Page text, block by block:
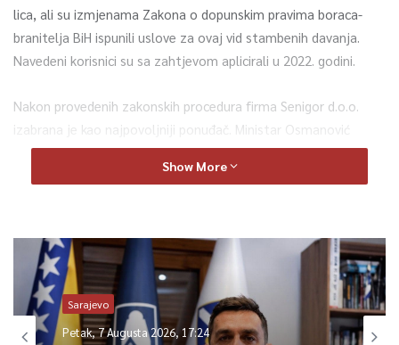
lica, ali su izmjenama Zakona o dopunskim pravima boraca-
branitelja BiH ispunili uslove za ovaj vid stambenih davanja.
Navedeni korisnici su sa zahtjevom aplicirali u 2022. godini.
Nakon provedenih zakonskih procedura firma Senigor d.o.o.
izabrana je kao najpovoljniji ponuđač. Ministar Osmanović
iskazao je zadovoljstvo jer će pripadnici braniteljske populacije
i ove godine biti na ovaj način potpomognuti u rješavanju
”U Budžetu Kantona Sarajevo za ovu godinu, na poziciji
Ministarstva za boračka pitanja za realizaciju ovog sporazuma
su obezbijeđena sredstva u iznosu od 331.110,00 KM. Riječ je o
pomoći za pripadnike braniteljske populacije, koji su izmjenama
Zakona stekli propisane uslove u skladu sa Javnim pozivom.
Show More
Sarajevo
Petak, 7 Augusta 2026, 17:24